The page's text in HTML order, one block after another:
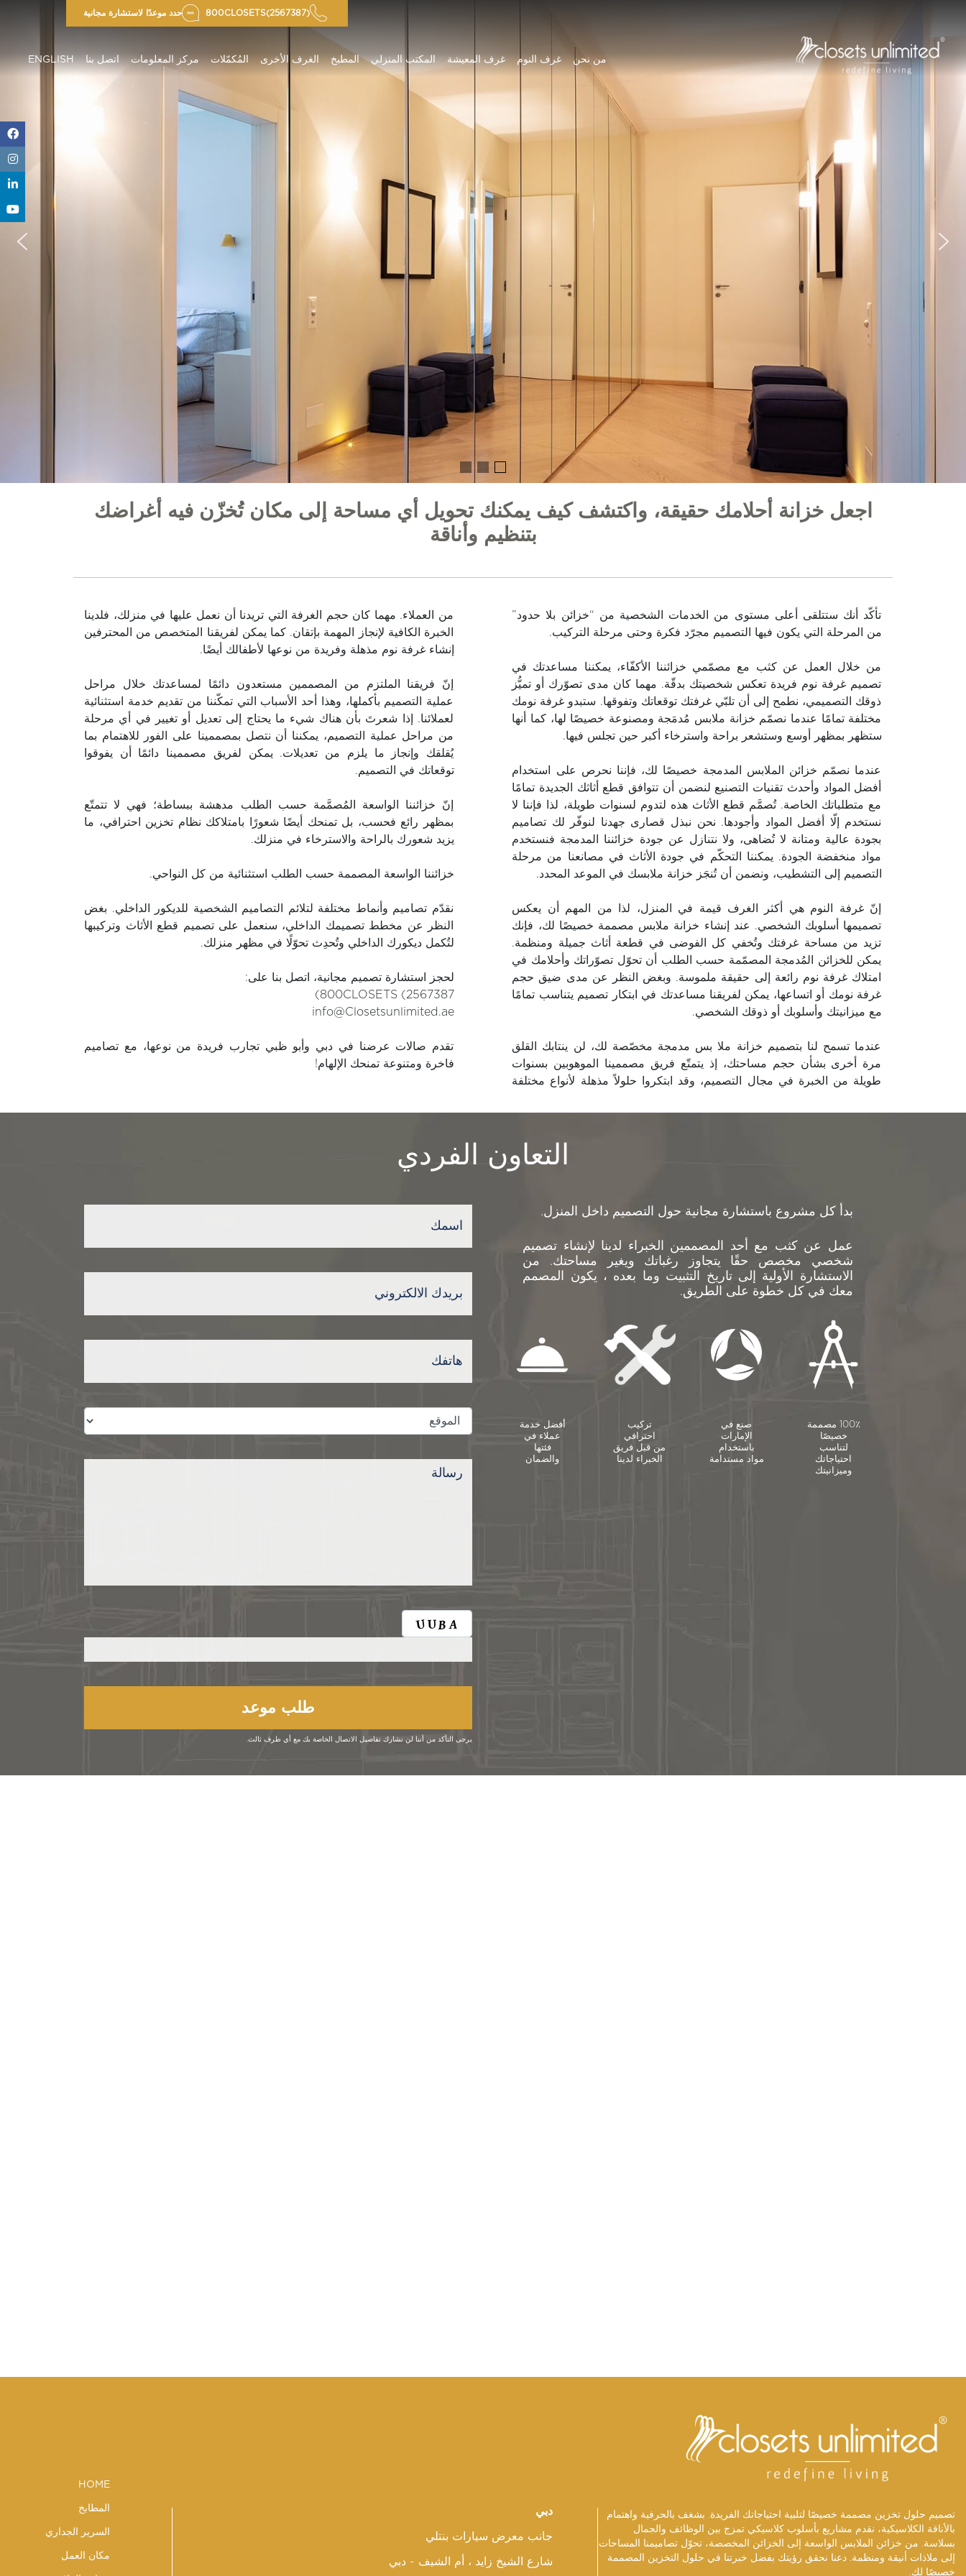
content
800CLOSETS(2567387) حدد موعدًا لاستشارة مجانية
من نحن غرف النوم غرف المعيشة المكتب المنزلي المطبخ الغرف الأخرى المُكمّلات مركز المعلومات اتصل بنا ENGLISH
اجعل خزانة أحلامك حقيقة، واكتشف كيف يمكنك تحويل أي مساحة إلى مكان تُخزّن فيه أغراضك
بتنظيم وأناقة
تأكّد أنك ستتلقى أعلى مستوى من الخدمات الشخصية من “خزائن بلا حدود”
من المرحلة التي يكون فيها التصميم مجرّد فكرة وحتى مرحلة التركيب.
من خلال العمل عن كثب مع مصمّمي خزائننا الأكفّاء، يمكننا مساعدتك في
تصميم غرفة نوم فريدة تعكس شخصيتك بدقّة. مهما كان مدى تصوّرك أو تميُّز
ذوقك التصميمي، نطمح إلى أن تلبّي غرفتك توقعاتك وتفوقها. ستبدو غرفة نومك
مختلفة تمامًا عندما نصمّم خزانة ملابس مُدمَجة ومصنوعة خصيصًا لها، كما أنها
ستظهر بمظهر أوسع وستشعر براحة واسترخاء أكبر حين تجلس فيها.
عندما نصمّم خزائن الملابس المدمجة خصيصًا لك، فإننا نحرص على استخدام
أفضل المواد وأحدث تقنيات التصنيع لنضمن أن تتوافق قطع أثاثك الجديدة تمامًا
مع متطلباتك الخاصة. تُصمَّم قطع الأثاث هذه لتدوم لسنوات طويلة، لذا فإننا لا
نستخدم إلّا أفضل المواد وأجودها. نحن نبذل قصارى جهدنا لنوفّر لك تصاميم
بجودة عالية ومتانة لا تُضاهى، ولا نتنازل عن جودة خزائننا المدمجة فنستخدم
مواد منخفضة الجودة. يمكننا التحكّم في جودة الأثاث في مصانعنا من مرحلة
التصميم إلى التشطيب، ونضمن أن تُنجَز خزانة ملابسك في الموعد المحدد.
إنّ غرفة النوم هي أكثر الغرف قيمة في المنزل، لذا من المهم أن يعكس
تصميمها أسلوبك الشخصي. عند إنشاء خزانة ملابس مصممة خصيصًا لك، فإنك
تزيد من مساحة غرفتك وتُخفي كل الفوضى في قطعة أثاث جميلة ومنظمة.
يمكن للخزائن المُدمجة المصمّمة حسب الطلب أن تحوّل تصوّراتك وأحلامك في
امتلاك غرفة نوم رائعة إلى حقيقة ملموسة. وبغض النظر عن مدى ضيق حجم
غرفة نومك أو اتساعها، يمكن لفريقنا مساعدتك في ابتكار تصميم يتناسب تمامًا
مع ميزانيتك وأسلوبك أو ذوقك الشخصي.
عندما تسمح لنا بتصميم خزانة ملا بس مدمجة مخصّصة لك، لن ينتابك القلق
مرة أخرى بشأن حجم مساحتك، إذ يتمتّع فريق مصممينا الموهوبين بسنوات
طويلة من الخبرة في مجال التصميم، وقد ابتكروا حلولاً مذهلة لأنواع مختلفة
من العملاء. مهما كان حجم الغرفة التي تريدنا أن نعمل عليها في منزلك، فلدينا
الخبرة الكافية لإنجاز المهمة بإتقان. كما يمكن لفريقنا المتخصص من المحترفين
إنشاء غرفة نوم مذهلة وفريدة من نوعها لأطفالك أيضًا.
إنّ فريقنا الملتزم من المصممين مستعدون دائمًا لمساعدتك خلال مراحل
عملية التصميم بأكملها، وهذا أحد الأسباب التي تمكّننا من تقديم خدمة استثنائية
لعملائنا. إذا شعرتَ بأن هناك شيء ما يحتاج إلى تعديل أو تغيير في أي مرحلة
من مراحل عملية التصميم، يمكننا أن نتصل بمصممينا على الفور للاهتمام بما
يُقلقك وإنجاز ما يلزم من تعديلات. يمكن لفريق مصممينا دائمًا أن يفوقوا
توقعاتك في التصميم.
إنّ خزائننا الواسعة المُصمَّمة حسب الطلب مدهشة ببساطة؛ فهي لا تتمتّع
بمظهر رائع فحسب، بل تمنحك أيضًا شعورًا بامتلاكك نظام تخزين احترافي، ما
يزيد شعورك بالراحة والاسترخاء في منزلك.
خزائننا الواسعة المصممة حسب الطلب استثنائية من كل النواحي.
نقدّم تصاميم وأنماط مختلفة لتلائم التصاميم الشخصية للديكور الداخلي. بغض
النظر عن مخطط تصميمك الداخلي، سنعمل على تصميم قطع الأثاث وتركيبها
لتُكمل ديكورك الداخلي وتُحدِث تحوّلًا في مظهر منزلك.
لحجز استشارة تصميم مجانية، اتصل بنا على:
800CLOSETS (2567387)
info@Closetsunlimited.ae
تقدم صالات عرضنا في دبي وأبو ظبي تجارب فريدة من نوعها، مع تصاميم
فاخرة ومتنوعة تمنحك الإلهام!
التعاون الفردي
بدأ كل مشروع باستشارة مجانية حول التصميم داخل المنزل.
عمل عن كثب مع أحد المصممين الخبراء لدينا لإنشاء تصميم
شخصي مخصص حقًا يتجاوز رغباتك ويغير مساحتك. من
الاستشارة الأولية إلى تاريخ التثبيت وما بعده ، يكون المصمم
معك في كل خطوة على الطريق.
100٪ مصممة
خصيصًا
لتناسب
احتياجاتك
وميزانيتك
صنع في
الإمارات
باستخدام
مواد مستدامة
تركيب
احترافي
من قبل فريق
الخبراء لدينا
أفضل خدمة
عملاء في
فئتها
والضمان
يرجى التأكد من أننا لن نشارك تفاصيل الاتصال الخاصة بك مع أي طرف ثالث.
تصميم حلول تخزين مصممة خصيصًا لتلبية احتياجاتك الفريدة. بشغف بالحرفية واهتمام
بالأناقة الكلاسيكية، نقدم مشاريع بأسلوب كلاسيكي تمزج بين الوظائف والجمال
بسلاسة. من خزائن الملابس الواسعة إلى الخزائن المخصصة، تحوّل تصاميمنا المساحات
إلى ملاذات أنيقة ومنظمة. دعنا نحقق رؤيتك بفضل خبرتنا في حلول التخزين المصممة
خصيصًا لك.
دبي
جانب معرض سيارات بنتلي
شارع الشيخ زايد ، أم الشيف - دبي
HOME
المطابخ
السرير الجداري
مكان العمل